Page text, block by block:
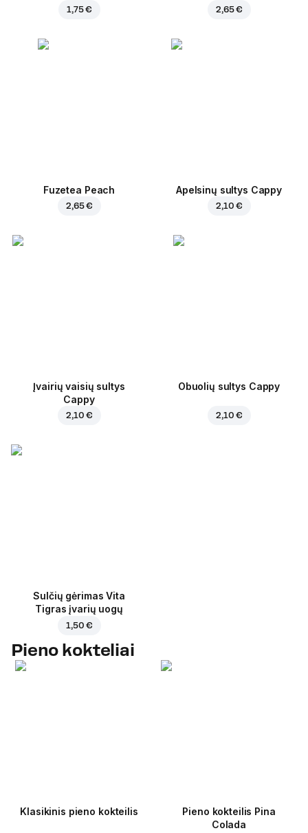
1,75 € 2,65 €
Fuzetea Peach
2,65 €
Apelsinų sultys Cappy
2,10 €
Įvairių vaisių sultys
Cappy
2,10 €
Obuolių sultys Cappy
2,10 €
Sulčių gėrimas Vita
Tigras įvarių uogų
1,50 €
Pieno kokteliai
Klasikinis pieno kokteilis
Pieno kokteilis Pina
Colada